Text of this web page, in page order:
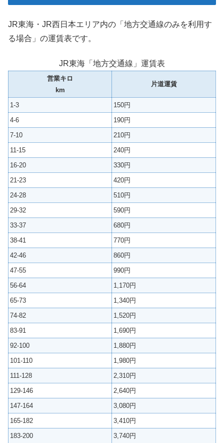
JR東海・JR西日本エリア内の「地方交通線のみを利用す
る場合」の運賃表です。
JR東海「地方交通線」運賃表
営業キロ
km
片道運賃
1-3
150円
4-6
190円
7-10
210円
11-15
240円
16-20
330円
21-23
420円
24-28
510円
29-32
590円
33-37
680円
38-41
770円
42-46
860円
47-55
990円
56-64
1,170円
65-73
1,340円
74-82
1,520円
83-91
1,690円
92-100
1,880円
101-110
1,980円
111-128
2,310円
129-146
2,640円
147-164
3,080円
165-182
3,410円
183-200
3,740円